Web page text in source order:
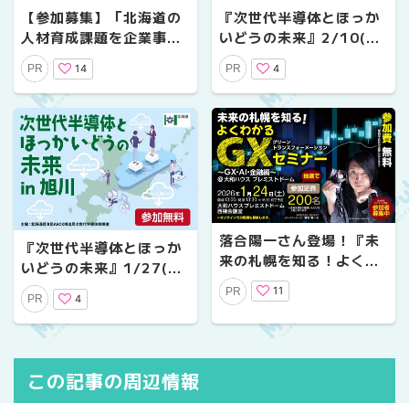
【参加募集】「北海道の
人材育成課題を企業事例
から考える」シンポジウ
ム、2月24日(火)札幌市
内で開催！
PR 14
『次世代半導体とほっか
いどうの未来』2/10(火)
に札幌で開催！現地／オ
ンライン聴講参加者募集
中
PR 4
『次世代半導体とほっか
いどうの未来』1/27(火)
に旭川で開催！現地／オ
ンライン聴講参加者募集
中
PR 4
落合陽一さん登場！『未
来の札幌を知る！よくわ
かるGXセミナー～GX･A
I･金融編～』1/24(土)に
大和ハウスプレミストド
ームで開催！
PR 11
この記事の周辺情報